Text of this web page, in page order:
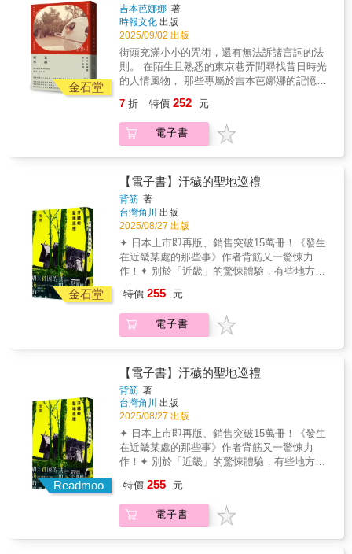
金石堂
吉本芭娜娜 著
時報文化 出版
2025/09/02 出版
街頭充滿小小的咒術，還有無法訴諸言詞的法
則。 在陌生且熟悉的東京巷弄間尋找昔日時光
的人情風物， 那些專屬於吉本芭娜娜的記憶光
地方 長大就是這麼一回事。城市累積只屬於我
個人的歷史，逐漸加深色彩。那幅著色畫畫到
最後，自己也會連同那個離開人世。只留下色
說著「不知還能去多久，明年不知還能不能
來」這種話的年紀。 但心中無論何時，都有那
片山與海。 --〈在此生活卻未定居〉
7 折 特價 252 元
電子書
金石堂
【電子書】汙穢的聖地巡禮
背筋 著
台灣角川 出版
2025/08/27 出版
✦ 日本上市即再版、銷售突破15萬冊！《發生
在近畿某處的那些事》作者背筋又一驚悚力
作！✦ 別於「近畿」的驚悚體驗，有些地方、
迴的詛咒將落在何處……《靈異不良少年ch》
的頻道粉絲書即將問世！變態小屋【栃木】、
天國醫院【埼玉】，和網路爆紅話題「氣球
感到顫慄的五個最恐怖地點。同時，也將一舉
公開進行追加採訪時得到的最新情報！然而，
號稱親訪各地恐怖景點取材的靈異頻道粉絲
書，其「考察」內容竟是直播主與編輯為了提
升討論度而編造……貪婪的篡奪者✕膚淺的巡
禮者✕貧困的共犯者──這是我碰上的，無聊的
鬼故事這是我碰上的，恐怖的鬼故事這是我碰
上的，一點也不稀奇的鬼故事✦ 各界好評推薦
阿焦（Podcast節目《不眠書店》製作人）
《日本恐怖實話》作者）喬齊安（台灣犯罪作
家聯會成員／推理評論家）✦ 讀者好評「所謂
怪談，如何被講述便是最重要的一點。而輕易
特價 255 元
電子書
Readmoo
【電子書】汙穢的聖地巡禮
背筋 著
台灣角川 出版
2025/08/27 出版
✦ 日本上市即再版、銷售突破15萬冊！《發生
在近畿某處的那些事》作者背筋又一驚悚力
作！✦ 別於「近畿」的驚悚體驗，有些地方、
迴的詛咒將落在何處……《靈異不良少年ch》
的頻道粉絲書即將問世！變態小屋【栃木】、
天國醫院【埼玉】，和網路爆紅話題「氣球
特價 255 元
電子書